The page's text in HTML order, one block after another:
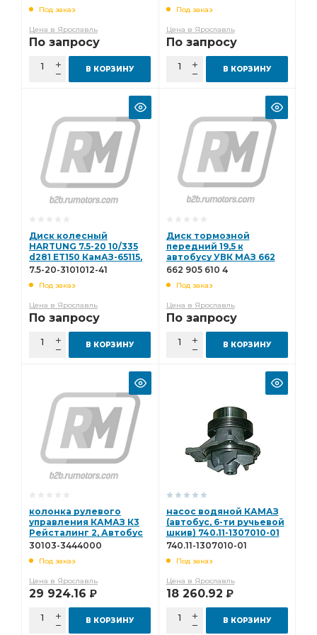
3101012-01
Под заказ
Цена в Ярославль
По запросу
В КОРЗИНУ
505-3101012
Под заказ
Цена в Ярославль
По запросу
В КОРЗИНУ
Диск колесный
HARTUNG 7.5-20 10/335
d281 ET150 КамАЗ-65115,
автобус ЛАЗ, "Икарус",
20-3101012-41
7.5-20-3101012-41
Под заказ
Цена в Ярославль
По запросу
В КОРЗИНУ
Диск тормозной
передний 19,5 к
автобусу УВК МАЗ 662
905 610 4
662 905 610 4
Под заказ
Цена в Ярославль
По запросу
В КОРЗИНУ
колонка рулевого
управления КАМАЗ К3
Рейсталинг 2, Автобус
5297 30103-3444000
30103-3444000
Под заказ
Цена в Ярославль
29 924.16 Р
В КОРЗИНУ
насос водяной КАМАЗ
(автобус, 6-ти ручьевой
шкив) 740.11-1307010-01
740.11-1307010-01
Под заказ
Цена в Ярославль
18 260.92 Р
В КОРЗИНУ